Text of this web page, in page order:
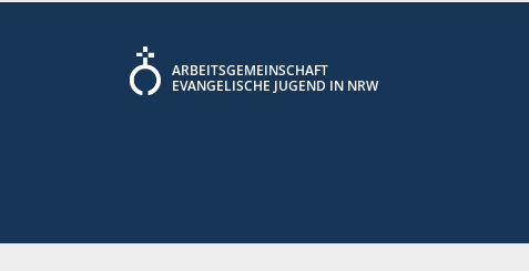
ARBEITSGEMEINSCHAFT
EVANGELISCHE JUGEND IN NRW